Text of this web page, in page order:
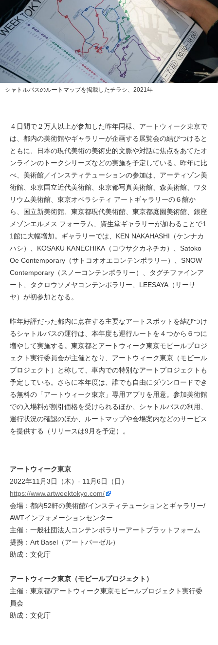
シャトルバスのルートマップを掲載したチラシ、2021年
４日間で２万人以上が参加した昨年同様、アートウィーク東京で
は、都内の美術館やギャラリーが企画する展覧会の結びつけると
ともに、日本の現代美術の美術史的文脈や対話に焦点をあてたオ
ンラインのトークシリーズなどの実施を予定している。昨年に比
べ、美術館／インスティテューションの参加は、アーティゾン美
術館、東京国立近代美術館、東京都写真美術館、森美術館、ワタ
リウム美術館、東京オペラシティ アートギャラリーの６館か
ら、国立新美術館、東京都現代美術館、東京都庭園美術館、銀座
メゾンエルメス フォーラム、資生堂ギャラリーが加わることで1
1館に大幅増加。ギャラリーでは、KEN NAKAHASHI（ケンナカ
ハシ）、KOSAKU KANECHIKA（コウサクカネチカ）、Satoko
Oe Contemporary（サトコオオエコンテンポラリー）、SNOW
Contemporary（スノーコンテンポラリー）、タグチファインア
ート、タクロウソメヤコンテンポラリー、LEESAYA（リーサ
ヤ）が初参加となる。
昨年好評だった都内に点在する主要なアートスポットを結びつけ
るシャトルバスの運行は、本年度も運行ルートを４つから６つに
増やして実施する。東京都とアートウィーク東京モビールプロジ
ェクト実行委員会が主催となり、アートウィーク東京（モビール
プロジェクト）と称して、車内での特別なアートプロジェクトも
予定している。さらに本年度は、誰でも自由にダウンロードでき
る無料の「アートウィーク東京」専用アプリを用意。参加美術館
での入場料が割引価格を受けられるほか、シャトルバスの利用、
運行状況の確認のほか、ルートマップや会場案内などのサービス
を提供する（リリースは9月を予定）。
アートウィーク東京
2022年11月3日（木）- 11月6日（日）
https://www.artweektokyo.com/
会場：都内52軒の美術館/インスティテューションとギャラリー/
AWTインフォメーションセンター
主催：一般社団法人コンテンポラリーアートプラットフォーム
提携：Art Basel（アートバーゼル）
助成：文化庁
アートウィーク東京（モビールプロジェクト）
主催：東京都/アートウィーク東京モビールプロジェクト実行委
員会
助成：文化庁